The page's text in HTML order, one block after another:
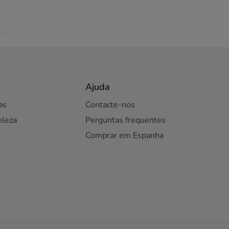
Ajuda
Contacte-nos
Perguntas frequentes
Comprar em Espanha